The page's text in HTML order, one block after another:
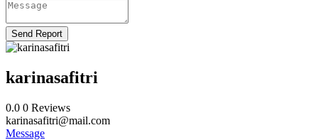
Send Report
karinasafitri
0.0 0 Reviews
karinasafitri@mail.com
Message